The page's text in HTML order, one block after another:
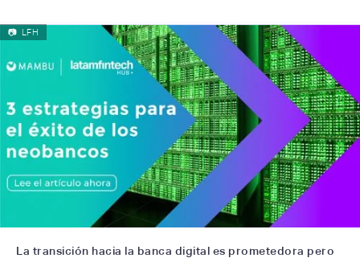
📷 LFH
La transición hacia la banca digital es prometedora pero